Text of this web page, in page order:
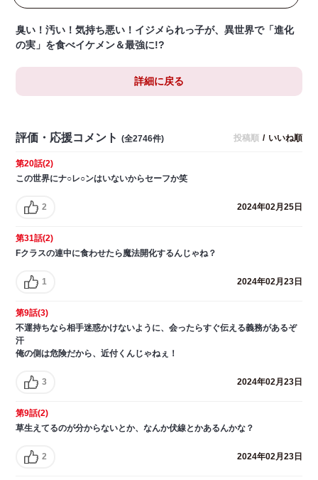
臭い！汚い！気持ち悪い！イジメられっ子が、異世界で「進化
の実」を食べイケメン＆最強に!?
詳細に戻る
評価・応援コメント (全2746件) 投稿順 / いいね順
第20話(2)
この世界にナ○レ○ンはいないからセーフか笑
2 2024年02月25日
第31話(2)
Fクラスの連中に食わせたら魔法開化するんじゃね？
1 2024年02月23日
第9話(3)
不運持ちなら相手迷惑かけないように、会ったらすぐ伝える義務があるぞ
汗
俺の側は危険だから、近付くんじゃねぇ！
3 2024年02月23日
第9話(2)
草生えてるのが分からないとか、なんか伏線とかあるんかな？
2 2024年02月23日